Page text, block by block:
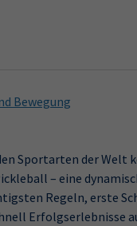
Bewegung
Sportarten der Welt
– eine
Regeln, erste
Erfolgserlebnisse